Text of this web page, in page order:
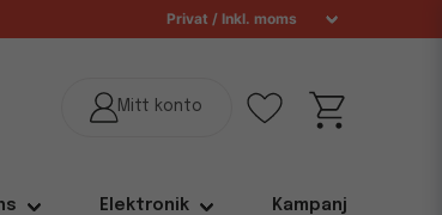
Elektronik Kampanj